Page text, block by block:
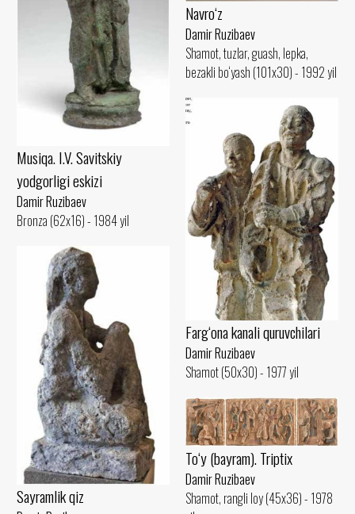
Navro‘z
Damir Ruzibaev
Shamot, tuzlar, guash, lepka,
bezakli bo‘yash (101x30) - 1992 yil
Musiqa. I.V. Savitskiy
yodgorligi eskizi
Damir Ruzibaev
Bronza (62x16) - 1984 yil
Farg‘ona kanali quruvchilari
Damir Ruzibaev
Shamot (50x30) - 1977 yil
Sayramlik qiz
To‘y (bayram). Triptix
Damir Ruzibaev
Shamot, rangli loy (45x36) - 1978